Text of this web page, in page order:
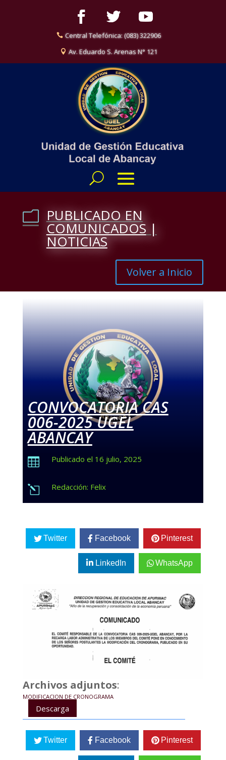
Central Telefónica: (083) 322906
Av. Eduardo S. Arenas N° 121
m PUBLICADO EN
COMUNICADOS |
NOTICIAS
Volver a Inicio
CONVOCATORIA CAS
006-2025 UGEL
ABANCAY
 Publicado el 16 julio, 2025
l Redacción: Felix
Twitter Facebook Pinterest
LinkedIn WhatsApp
Archivos adjuntos:
MODIFICACION DE CRONOGRAMA
Descarga
Twitter Facebook Pinterest